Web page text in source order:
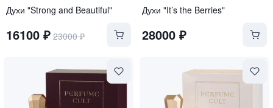
Духи "Strong and Beautiful"
16100 ₽ 23000₽
Духи "It’s the Berries"
28000₽